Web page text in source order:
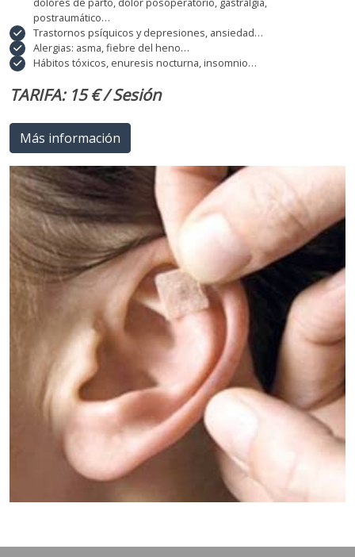
postraumático…
Trastornos psíquicos y depresiones, ansiedad…
Alergias: asma, fiebre del heno…
Hábitos tóxicos, enuresis nocturna, insomnio…
TARIFA: 15 € / Sesión
Más información